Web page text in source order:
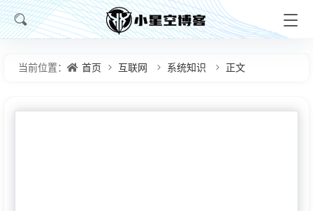
当前位置： 首页 互联网 系统知识 正文